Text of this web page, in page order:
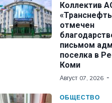
Коллектив
отмечен
письмом
поселка в
Коми
Август 07, 2026
ОБЩЕСТВО